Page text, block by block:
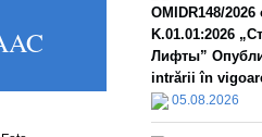
OMIDR148/
K.01.01:2026
Лифты”
intrării în
05.08.2026